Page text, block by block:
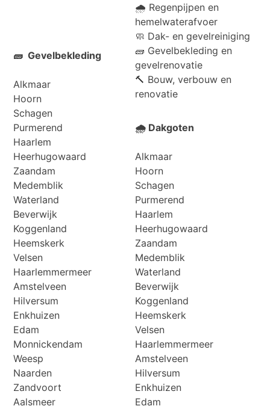
🧱 Gevelbekleding
Alkmaar
Hoorn
Schagen
Purmerend
Haarlem
Heerhugowaard
Zaandam
Medemblik
Waterland
Beverwijk
Koggenland
Heemskerk
Velsen
Haarlemmermeer
Amstelveen
Hilversum
Enkhuizen
Edam
Monnickendam
Weesp
Naarden
Zandvoort
Aalsmeer
🌧️ Regenpijpen en
hemelwaterafvoer
🧼 Dak- en gevelreiniging
🧱 Gevelbekleding en
gevelrenovatie
🔨 Bouw, verbouw en
renovatie
🌧️ Dakgoten
Alkmaar
Hoorn
Schagen
Purmerend
Haarlem
Heerhugowaard
Zaandam
Medemblik
Waterland
Beverwijk
Koggenland
Heemskerk
Velsen
Haarlemmermeer
Amstelveen
Hilversum
Enkhuizen
Edam